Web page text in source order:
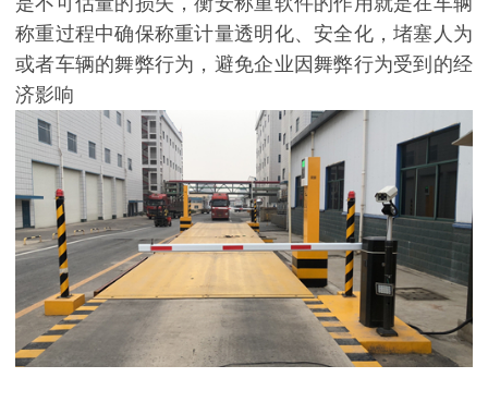
称重过程中确保称重计量透明化、安全化，堵塞人为
或者车辆的舞弊行为，避免企业因舞弊行为受到的经
济影响